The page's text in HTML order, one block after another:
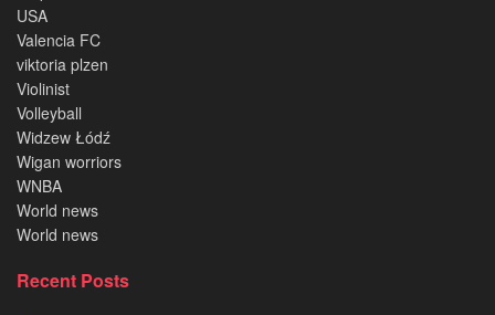
USA
Valencia FC
viktoria plzen
Violinist
Volleyball
Widzew Łódź
Wigan worriors
WNBA
World news
World news
Recent Posts